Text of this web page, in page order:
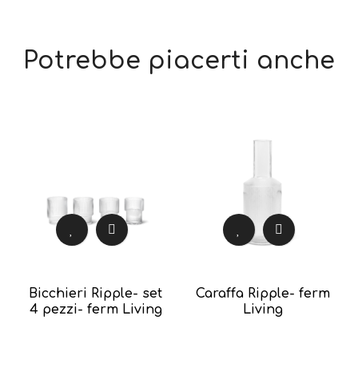
Potrebbe piacerti anche
Bicchieri Ripple- set
4 pezzi- ferm Living
Caraffa Ripple- ferm
Living